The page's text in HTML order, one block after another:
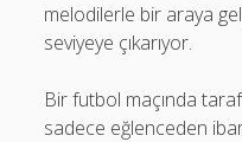
melodilerle bir araya
seviyeye çıkarıyor.
Bir futbol maçında
sadece eğlenceden